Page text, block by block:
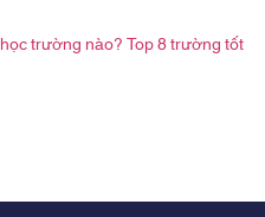
trường nào? Top 8 trường tốt